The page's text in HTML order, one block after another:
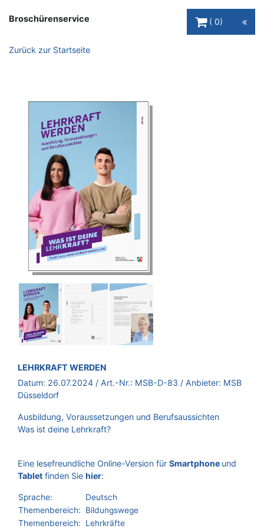
Broschürenservice
0
Zurück zur Startseite
BROSCHÜRE:
LEHRKRAFT WERDEN
Datum: 26.07.2024 / Art.-Nr.: MSB-D-83 / Anbieter: MSB
Düsseldorf
Ausbildung, Voraussetzungen und Berufsaussichten
Was ist deine Lehrkraft?
Eine lesefreundliche Online-Version für Smartphone und
Tablet finden Sie hier:
Sprache:
Deutsch
Themenbereich:
Bildungswege
Themenbereich:
Lehrkräfte